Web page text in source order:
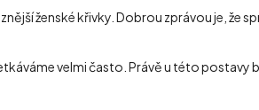
ženské křivky. Dobrou zprávou je, že
velmi často. Právě u této postavy